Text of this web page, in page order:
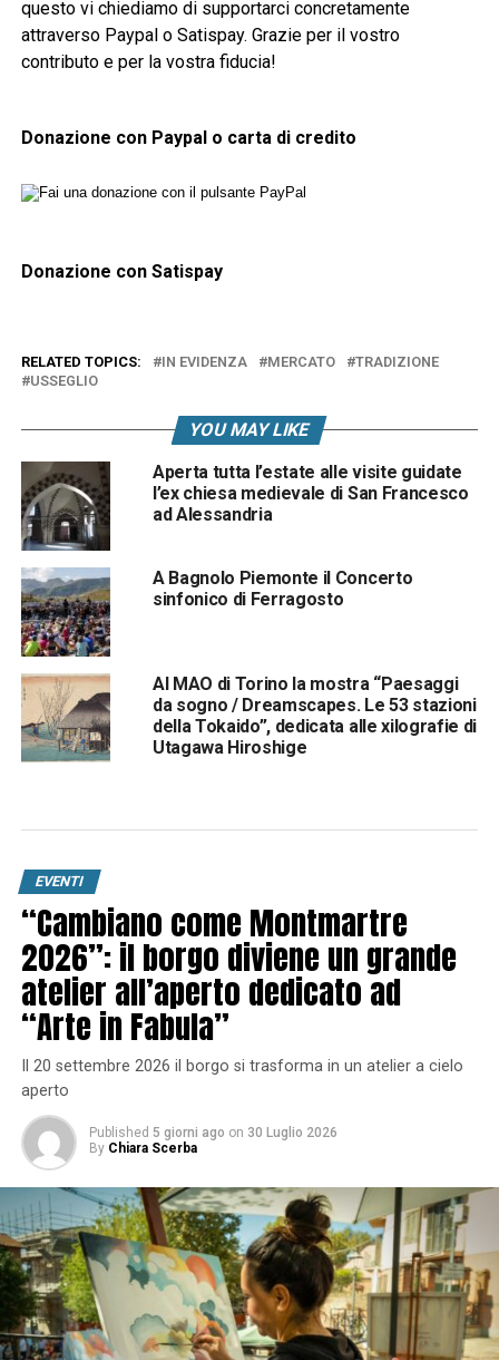
questo vi chiediamo di supportarci concretamente
attraverso Paypal o Satispay. Grazie per il vostro
contributo e per la vostra fiducia!
Donazione con Paypal o carta di credito
Donazione con Satispay
RELATED TOPICS: IN EVIDENZA MERCATO
TRADIZIONE
USSEGLIO
YOU MAY LIKE
Aperta tutta l’estate alle visite guidate
l’ex chiesa medievale di San Francesco
ad Alessandria
A Bagnolo Piemonte il Concerto
sinfonico di Ferragosto
Al MAO di Torino la mostra “Paesaggi
da sogno / Dreamscapes. Le 53 stazioni
della Tokaido”, dedicata alle xilografie di
Utagawa Hiroshige
EVENTI
“Cambiano come Montmartre
2026”: il borgo diviene un grande
atelier all’aperto dedicato ad
“Arte in Fabula”
Il 20 settembre 2026 il borgo si trasforma in un atelier a cielo
aperto
Published 5 giorni ago on 30 Luglio 2026
By Chiara Scerba